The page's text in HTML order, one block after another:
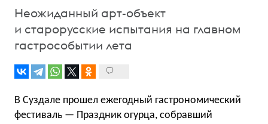
Неожиданный арт-объект
и старорусские испытания на главном
гастрособытии лета
В Суздале прошел ежегодный гастрономический
фестиваль — Праздник огурца, собравший